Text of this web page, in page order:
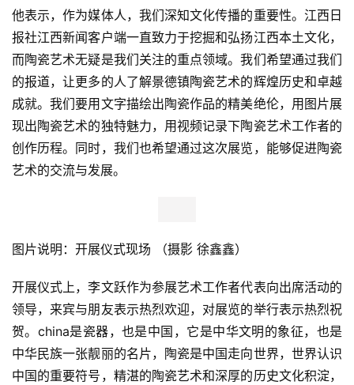
他表示，作为媒体人，我们深知文化传播的重要性。江西日
报社江西新闻客户端一直致力于挖掘和弘扬江西本土文化，
而陶瓷艺术无疑是我们关注的重点领域。我们希望通过我们
的报道，让更多的人了解景德镇陶瓷艺术的辉煌历史和卓越
成就。我们要用文字描绘出陶瓷作品的精美绝伦，用图片展
现出陶瓷艺术的独特魅力，用视频记录下陶瓷艺术工作者的
创作历程。同时，我们也希望通过这次展览，能够促进陶瓷
艺术的交流与发展。
图片说明：开展仪式现场 （摄影 徐鑫鑫）
开展仪式上，李文跃作为参展艺术工作者代表向出席活动的
领导，来宾与朋友表示热烈欢迎，对展览的举行表示热烈祝
贺。china是瓷器，也是中国，它是中华文明的象征，也是
中华民族一张靓丽的名片，陶瓷是中国走向世界，世界认识
中国的重要符号，精湛的陶瓷艺术和深厚的历史文化积淀，